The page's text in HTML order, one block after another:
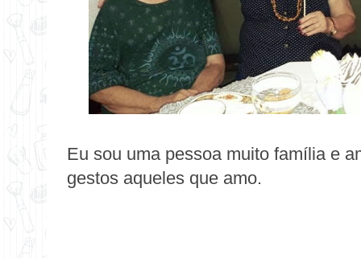
Eu sou uma pessoa muito família e
gestos aqueles que amo.